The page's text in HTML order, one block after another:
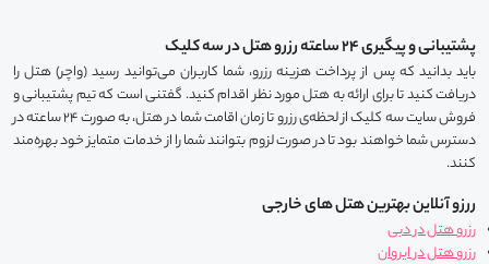
پشتیبانی و پیگیری 24 ساعته رزرو هتل در سه کلیک
باید بدانید که پس از پرداخت هزینه رزرو، شما کاربران می‌توانید رسید (واچر) هتل را
دریافت کنید تا برای ارائه به هتل مورد نظر اقدام کنید. گفتنی است که تیم پشتیبانی و
فروش سایت سه کلیک از لحظه‌ی رزرو تا زمان اقامت شما در هتل، به صورت 24 ساعته در
دسترس شما خواهند بود تا در صورت لزوم بتوانند شما را از خدمات متمایز خود بهره‌مند
کنند.
ررزو آنلاین بهترین هتل های خارجی
رزرو هتل در دبی
رزرو هتل در ایروان